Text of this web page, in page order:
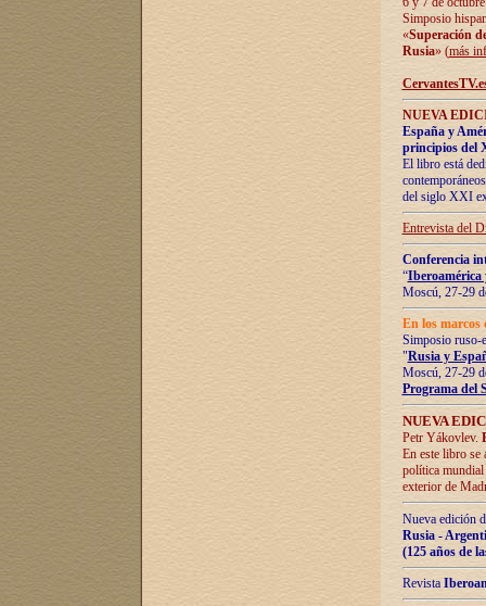
Simposio
«Superación
Rusia» (más
NUEVA
España y
principios del
El libro está
del siglo XXI
Entrevista del
Conferencia
“Iberoamérica
Moscú, 27-29
En los marcos
Simposio ruso-
"Rusia y
Moscú, 27-29
Programa del
NUEVA
Petr Yákovlev.
En este libro se
política mundial
exterior de
Nueva edición
Rusia -
(125 años de
Revista